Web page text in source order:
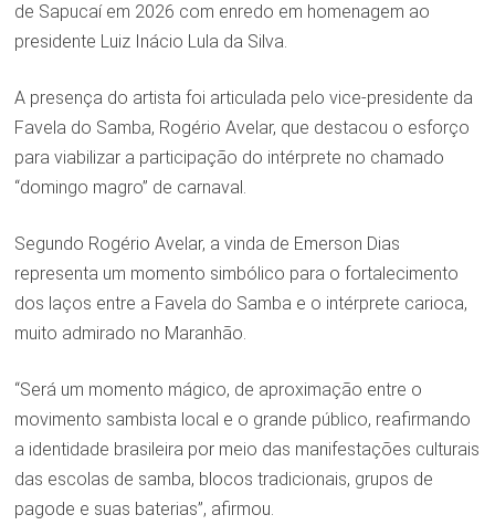
de Sapucaí em 2026 com enredo em homenagem ao
presidente Luiz Inácio Lula da Silva.
A presença do artista foi articulada pelo vice-presidente da
Favela do Samba, Rogério Avelar, que destacou o esforço
para viabilizar a participação do intérprete no chamado
“domingo magro” de carnaval.
Segundo Rogério Avelar, a vinda de Emerson Dias
representa um momento simbólico para o fortalecimento
dos laços entre a Favela do Samba e o intérprete carioca,
muito admirado no Maranhão.
“Será um momento mágico, de aproximação entre o
movimento sambista local e o grande público, reafirmando
a identidade brasileira por meio das manifestações culturais
das escolas de samba, blocos tradicionais, grupos de
pagode e suas baterias”, afirmou.